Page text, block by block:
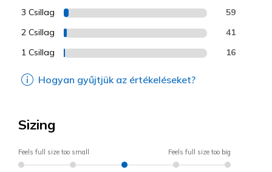
3 Csillag 59
2 Csillag 41
1 Csillag 16
Hogyan gyűjtjük az értékeléseket?
Sizing
Feels full size too small Feels full size too big